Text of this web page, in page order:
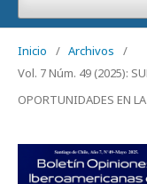
Inicio / Archivos
/
Vol. 7 Núm. 49 (2025):
OPORTUNIDADES EN